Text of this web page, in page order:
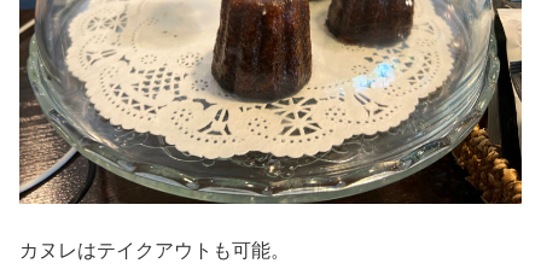
カヌレはテイクアウトも可能。